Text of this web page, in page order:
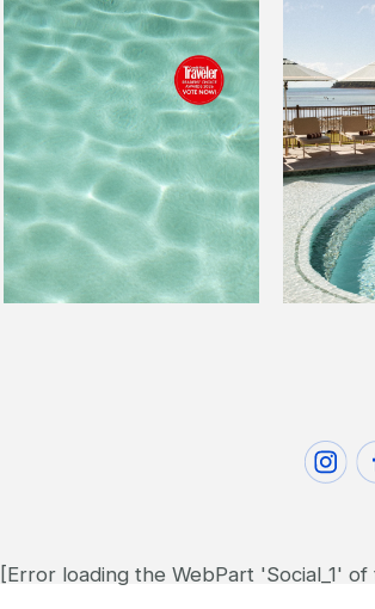
[Error loading the WebPart 'Social_1' of